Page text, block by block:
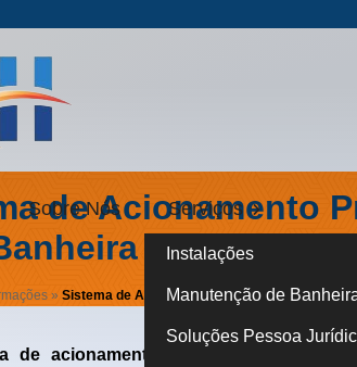
Sobre Nós Serviços
Instalações
Manutenção de
Soluções Pessoa
de Acionamento
em
»Sistema de Acionamento Pneumático para
de acionamento pneumático para